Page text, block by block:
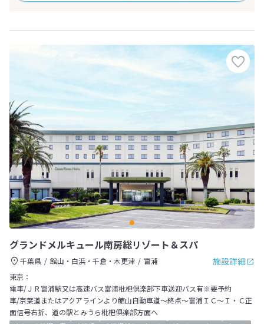
グランドメルキュール南房総リゾート＆スパ
施設詳細
千葉県 館山・白浜・千倉・木更津
富浦
東京：
電車/ＪＲ富浦駅又は高速バス富浦枇杷倶楽部下車送迎バス有※要予約
車/京葉道またはアクアラインより館山自動車道～終点～富浦ＩＣ～Ｉ・Ｃ正
面信号右折、道の駅とみうら枇杷倶楽部方面へ